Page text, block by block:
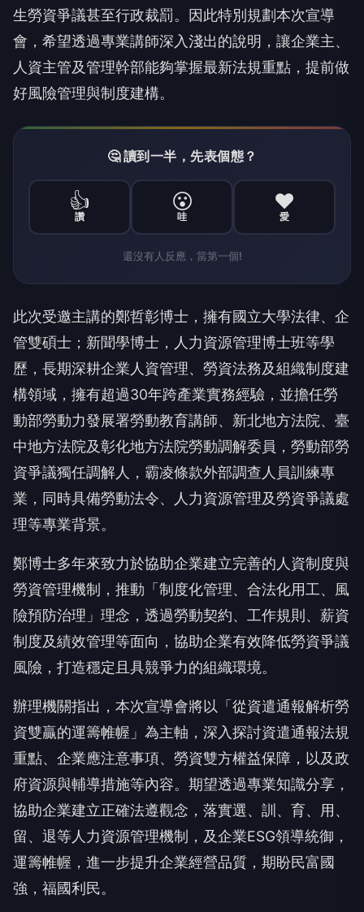
生勞資爭議甚至行政裁罰。因此特別規劃本次宣導
會，希望透過專業講師深入淺出的說明，讓企業主、
人資主管及管理幹部能夠掌握最新法規重點，提前做
好風險管理與制度建構。
🤔 讀到一半，先表個態？
👍
讚
😮
哇
❤️
愛
還沒有人反應，當第一個!
此次受邀主講的鄭哲彰博士，擁有國立大學法律、企
管雙碩士；新聞學博士，人力資源管理博士班等學
歷，長期深耕企業人資管理、勞資法務及組織制度建
構領域，擁有超過30年跨產業實務經驗，並擔任勞
動部勞動力發展署勞動教育講師、新北地方法院、臺
中地方法院及彰化地方法院勞動調解委員，勞動部勞
資爭議獨任調解人，霸凌條款外部調查人員訓練專
業，同時具備勞動法令、人力資源管理及勞資爭議處
理等專業背景。
鄭博士多年來致力於協助企業建立完善的人資制度與
勞資管理機制，推動「制度化管理、合法化用工、風
險預防治理」理念，透過勞動契約、工作規則、薪資
制度及績效管理等面向，協助企業有效降低勞資爭議
風險，打造穩定且具競爭力的組織環境。
辦理機關指出，本次宣導會將以「從資遣通報解析勞
資雙贏的運籌帷幄」為主軸，深入探討資遣通報法規
重點、企業應注意事項、勞資雙方權益保障，以及政
府資源與輔導措施等內容。期望透過專業知識分享，
協助企業建立正確法遵觀念，落實選、訓、育、用、
留、退等人力資源管理機制，及企業ESG領導統御，
運籌帷幄，進一步提升企業經營品質，期盼民富國
強，福國利民。